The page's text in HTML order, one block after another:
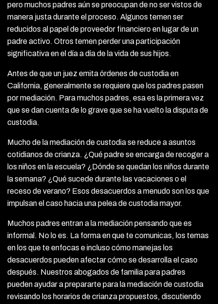
pero muchos padres aún se preocupan de no ser vistos de
manera justa durante el proceso. Algunos temen ser
reducidos al papel de proveedor financiero en lugar de un
padre activo. Otros temen perder una participación
significativa en el día a día de la vida de sus hijos.
Antes de que un juez emita órdenes de custodia en
California, generalmente se requiere que los padres pasen
por mediación. Para muchos padres, esa es la primera vez
que se dan cuenta de lo grave que se ha vuelto la disputa de
custodia.
Mucho de la mediación de custodia se reduce a asuntos
cotidianos de crianza. ¿Qué padre se encarga de recoger a
los niños en la escuela? ¿Dónde se quedan los niños durante
la semana? ¿Qué sucede durante las vacaciones o el
receso de verano? Esos desacuerdos a menudo son los que
impulsan el caso hacia una pelea de custodia mayor.
Muchos padres entran a la mediación pensando que es
informal. No lo es. La forma en que te comunicas, los temas
en los que te enfocas e incluso cómo manejas los
desacuerdos pueden afectar cómo se desarrolla el caso
después. Nuestros abogados de familia para padres
pueden ayudar a prepararte para la mediación de custodia
revisando los horarios de crianza propuestos, discutiendo